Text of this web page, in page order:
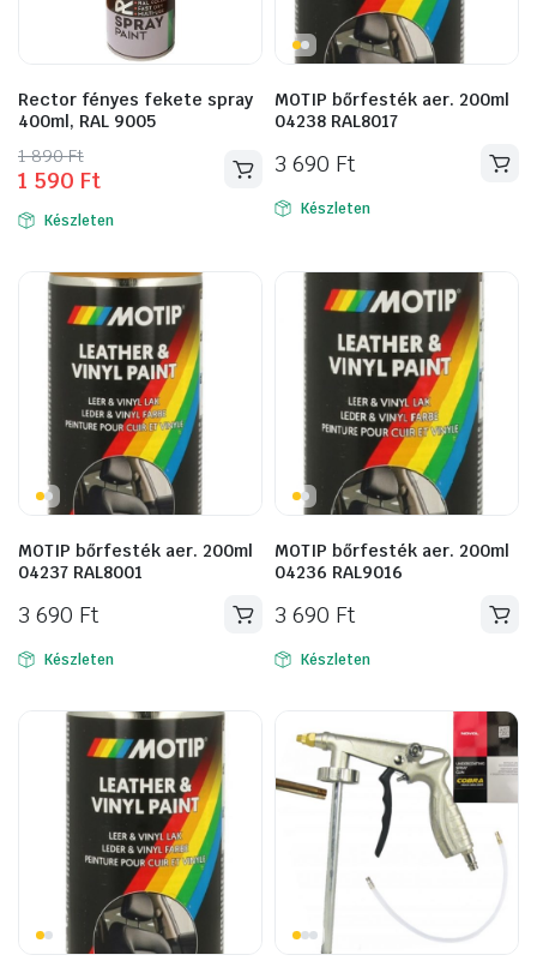
Rector fényes fekete spray
400ml, RAL 9005
1 890Ft
Original
price
was:
890 Ft.
1 590 Ft
Current
price
is:
590 Ft.
Készleten
MOTIP bőrfesték aer. 200ml
04238 RAL8017
3 690 Ft
Készleten
MOTIP bőrfesték aer. 200ml
04237 RAL8001
3 690 Ft
Készleten
MOTIP bőrfesték aer. 200ml
04236 RAL9016
3 690 Ft
Készleten